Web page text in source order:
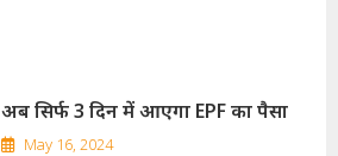
अब सिर्फ 3 दिन में आएगा EPF का पैसा
May 16, 2024